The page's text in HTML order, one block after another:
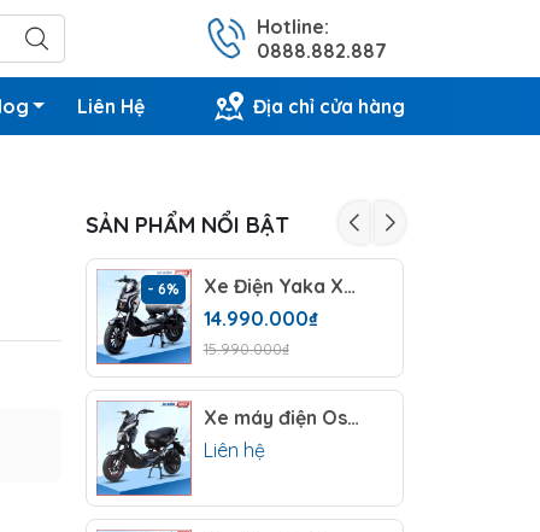
Hotline:
0888.882.887
Liên Hệ Địa chỉ cửa hàng
SẢN PHẨM NỔI BẬT
- 6%
Xe Điện Yaka Xmen Romansp
14.990.000₫
15.990.000₫
Xe máy điện Osakar Xmen Mini
Liên hệ